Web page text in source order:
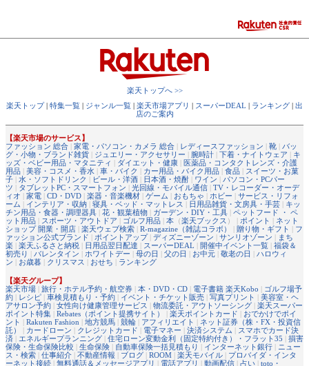
楽天トップへ >>
楽天トップ| 特集一覧 | ジャンル一覧 | 楽天市場アプリ | スーパーDEAL | ランキング | 出
店のご案内
【楽天市場のサービス】
ファッション 総合 | 家電・パソコン・カメラ 総合 | レディースファッション | 靴 | バッ
グ・小物・ブランド雑貨 | ジュエリー・アクセサリー | 腕時計 | 下着・ナイトウェア | キ
ッズ・ベビー用品・マタニティ | ダイエット・健康 | 医薬品・コンタクトレンズ・介護
用品 | 美容・コスメ・香水 | 車・バイク | カー用品・バイク用品 | 食品 | スイーツ・お菓
子 | 水・ソフトドリンク | ビール・洋酒 | 日本酒・焼酎 | ワイン | パソコン・PCパー
ツ | タブレットPC・スマートフォン | 光回線・モバイル通信 | TV・レコーダー・オーデ
ィオ | 家電 | CD・DVD | 楽器・音楽機材 | ゲーム | おもちゃ | ホビー | サービス・リフォ
ーム | インテリア・収納 | 寝具・ベッド・マットレス | 日用品雑貨・文房具・手芸 | キッ
チン用品・食器・調理器具 | 花・観葉植物 | ガーデン・DIY・工具 | ペットフード ・ ペ
ット用品 | スポーツ・アウトドア | ゴルフ用品 | 本 （楽天ブックス ） | ポイント | ネット
ショップ 開業・開店 | 楽天ウェブ検索 | R-magazine（雑誌コラボ） | 贈り物・ギフト | フ
ァッション公式ブランド | ポイントアップ| ディズニーゾーン | サンリオゾーン | まち
楽 | 楽天ふるさと納税 | 日用品翌日配達 | スーパーDEAL | 開催中イベント一覧 | 福袋＆
初売り | バレンタイン | ホワイトデー | 母の日 | 父の日 | お中元 | 敬老の日 | ハロウィ
ン | お歳暮 | クリスマス | おせち | ランキング
【楽天グループ】
楽天市場 | 旅行・ホテル予約・航空券 | 本・DVD・CD | 電子書籍 楽天Kobo | ゴルフ場予
約 | レシピ | 車検見積もり・予約 | イベント・チケット販売 | 写真プリント | 美容室・ヘ
アサロン予約 | 女性向け健康管理サービス | 物流委託・アウトソーシング | 楽天スーパー
ポイント特集 | Rebates（ポイント提携サイト） | 楽天ポイントカード | おでかけでポイ
ント | Rakuten Fashion | 地方競馬 | 競輪 | アフィリエイト | ネット証券（株・FX・投資信
託）
| カードローン | クレジットカード | 電子マネー | 決済システム | スマホでカード決
済 | エネルギープランニング | 住宅ローン変動金利（固定特約付き）・フラット35 | 損害
保険・生命保険比較 | 生命保険 | 自動車保険一括見積もり | インターネット銀行 | ニュー
ス・検索 | 仕事紹介 | 不動産情報 | ブログ | ROOM | 楽天モバイル | プロバイダ・インタ
ーネット接続 | 無料通話＆メッセージアプリ | 電話アプリ | 動画配信 | 占い | toto・